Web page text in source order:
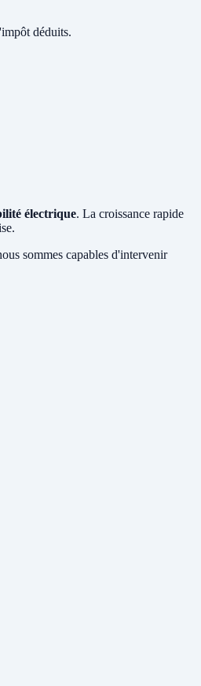
déduits.
électrique. La croissance rapide
sommes capables d'intervenir